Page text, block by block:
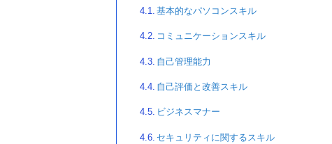
基本的なパソコンスキル
コミュニケーションスキル
自己管理能力
自己評価と改善スキル
ビジネスマナー
セキュリティに関するスキル